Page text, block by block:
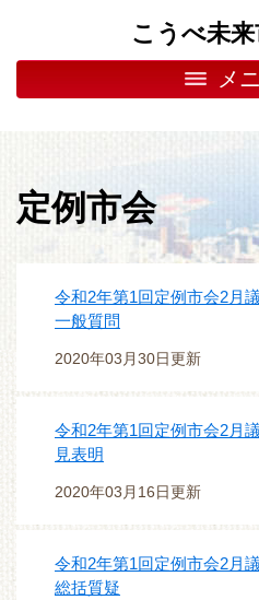
こうべ未
メ
定例市会
令和2年第1回定例市会2月
一般質問
2020年03月30日更新
令和2年第1回定例市会2月
見表明
2020年03月16日更新
令和2年第1回定例市会2月
総括質疑